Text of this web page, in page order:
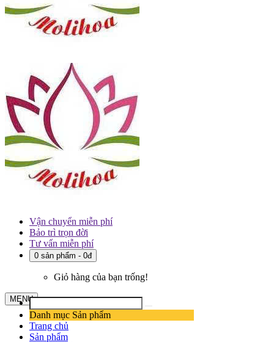
Vận chuyển miễn phí
Bảo trì trọn đời
Tư vấn miễn phí
0 sản phẩm - 0đ
Giỏ hàng của bạn trống!
MENU
Danh mục Sản phẩm
Trang chủ
Sản phẩm